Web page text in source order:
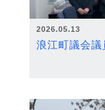
2026.05.13
浪江町議会議